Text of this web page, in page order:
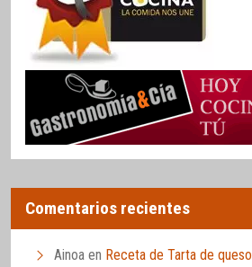
Comentarios recientes
Ainoa en Receta de Tarta de queso